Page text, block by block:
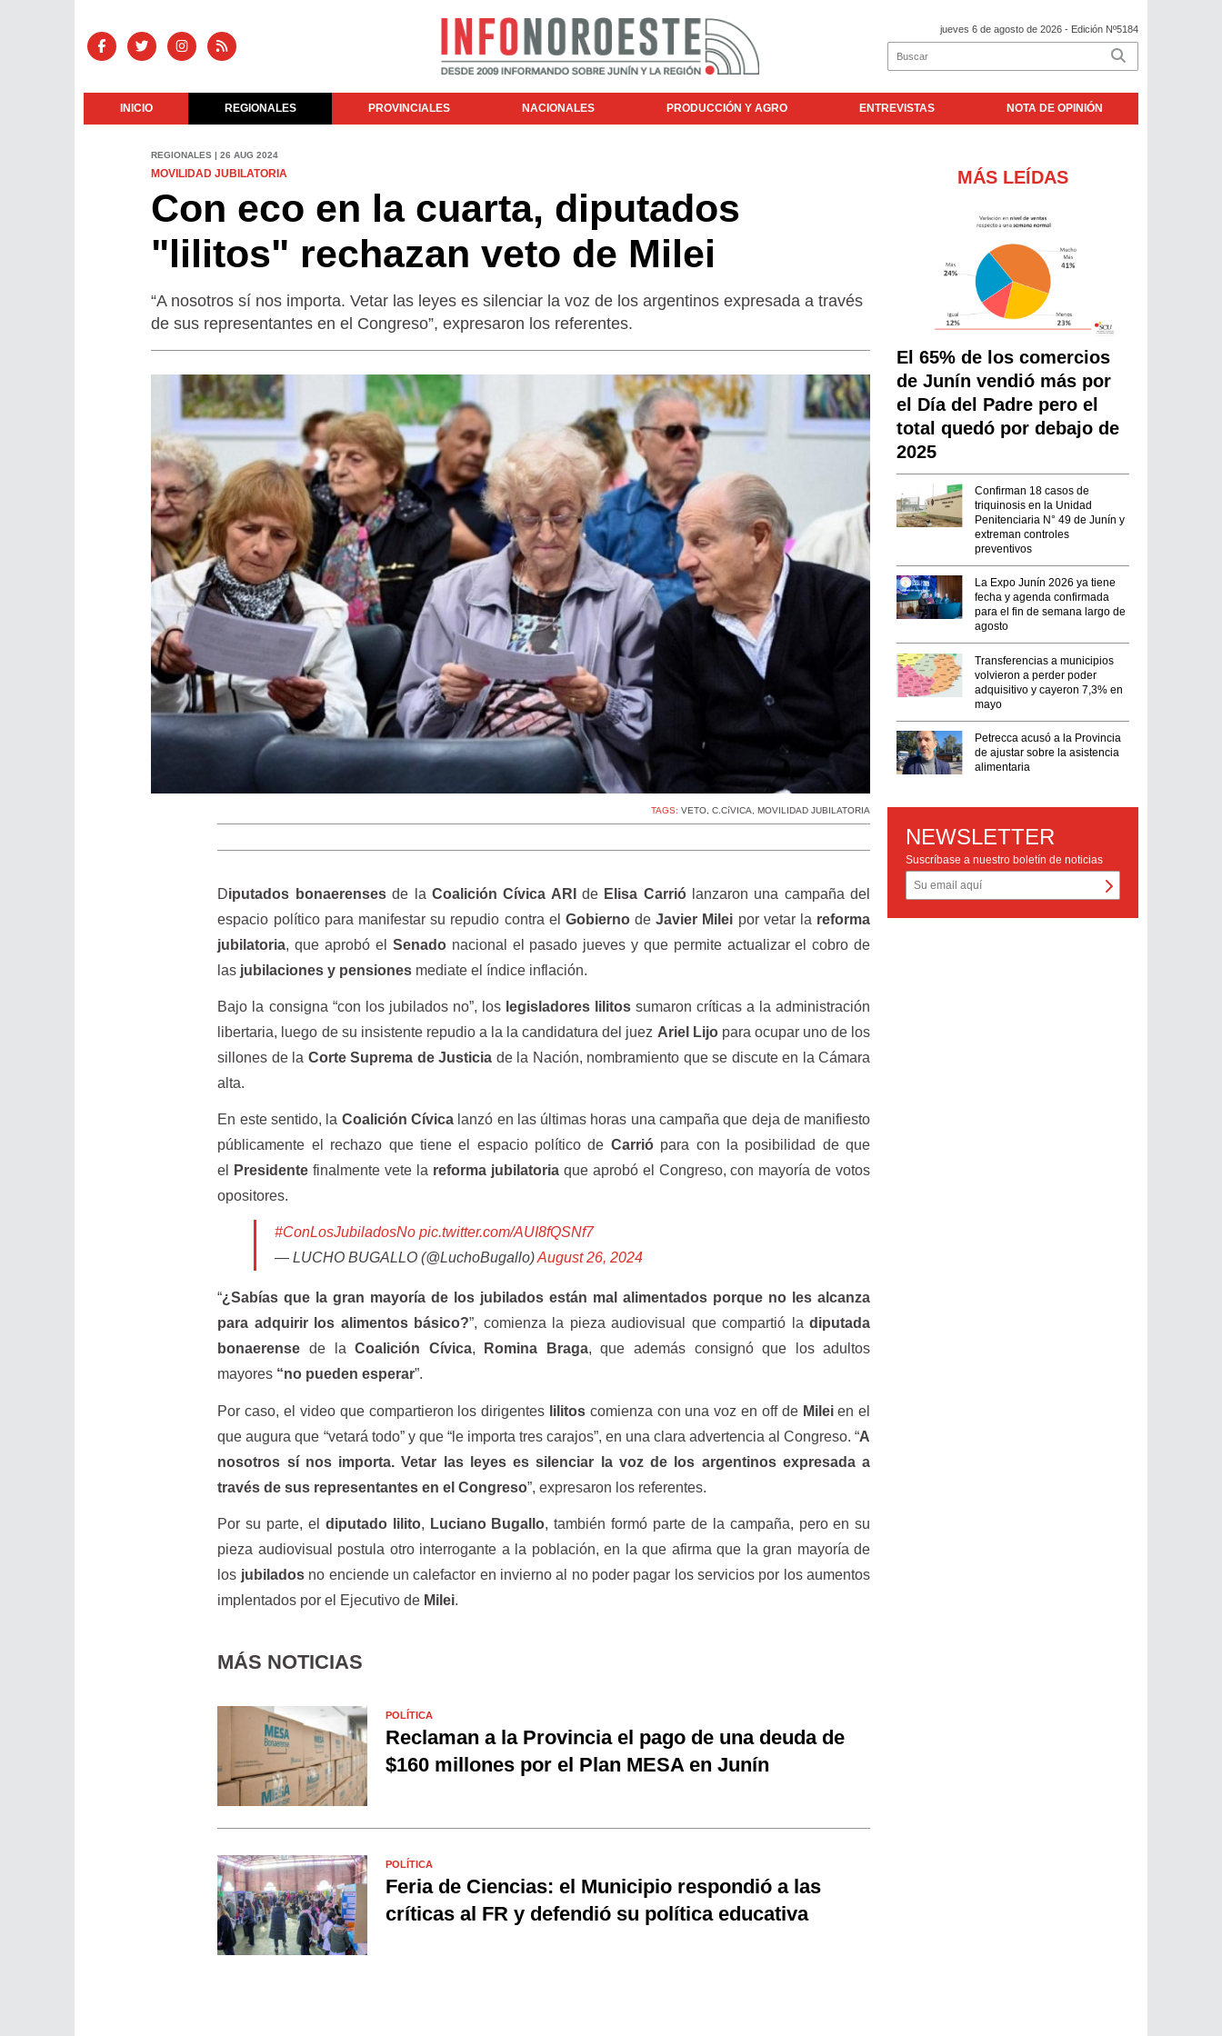
jueves 6 de agosto de 2026 - Edición Nº5184
INICIO REGIONALES PROVINCIALES NACIONALES PRODUCCIÓN Y AGRO ENTREVISTAS NOTA DE OPINIÓN
REGIONALES | 26 AUG 2024
MOVILIDAD JUBILATORIA
Con eco en la cuarta, diputados
"lilitos" rechazan veto de Milei
“A nosotros sí nos importa. Vetar las leyes es silenciar la voz de los argentinos expresada a través
de sus representantes en el Congreso”, expresaron los referentes.
TAGS:VETO ,C.CíVICA ,MOVILIDAD JUBILATORIA
Diputados bonaerensesde la Coalición Cívica ARI de Elisa Carriólanzaron una campaña del
espacio político para manifestar su repudio contra el GobiernodeJavier Milei por vetar la reforma
jubilatoria, que aprobó el Senado nacional el pasado jueves y que permite actualizar el cobro de
las jubilaciones y pensiones mediate el índice inflación.
Bajo la consigna “con los jubilados no”, los legisladores lilitos sumaron críticas a la administración
libertaria, luego de su insistente repudio a la la candidatura del juez Ariel Lijopara ocupar uno de los
sillones de la Corte Suprema de Justicia de la Nación, nombramiento que se discute en la Cámara
alta.
En este sentido, la Coalición Cívicalanzó en las últimas horas una campaña que deja de manifiesto
públicamente el rechazo que tiene el espacio político de Carrió para con la posibilidad de que
el
Presidentefinalmente vete la reforma jubilatoria que aprobó el Congreso, con mayoría de votos
opositores.
#ConLosJubiladosNo pic.twitter.com/AUI8fQSNf7
— LUCHO BUGALLO (@LuchoBugallo)August 26, 2024
“¿Sabías que la gran mayoría de los jubilados están mal alimentados porque no les alcanza
para adquirir los alimentos básico?”, comienza la pieza audiovisual que compartió ladiputada
bonaerense de laCoalición Cívica, Romina Braga,
que además consignó que los adultos
mayores “no pueden esperar”.
Por caso, el video que compartieron los dirigentes lilitoscomienza con una voz en off deMileien el
que augura que “vetará todo” y que “le importa tres carajos”, en una clara advertencia al Congreso. “A
nosotros sí nos importa. Vetar las leyes es silenciar la voz de los argentinos expresada a
través de sus representantes en el Congreso”, expresaron los referentes.
Por su parte, el diputado lilito, Luciano Bugallo, también formó parte de la campaña, pero en su
pieza audiovisual postula otro interrogante a la población, en la que afirma que la gran mayoría de
los jubilados no enciende un calefactor en invierno al no poder pagar los servicios por los aumentos
implentados por el Ejecutivo de Milei.
MÁS NOTICIAS
POLÍTICA
Reclaman a la Provincia el pago de una deuda de
$160 millones por el Plan MESA en Junín
POLÍTICA
Feria de Ciencias: el Municipio respondió a las
críticas al FR y defendió su política educativa
MÁS LEÍDAS
El 65% de los comercios
de Junín vendió más por
el Día del Padre pero el
total quedó por debajo de
2025
Confirman 18 casos de
triquinosis en la Unidad
Penitenciaria N° 49 de Junín y
extreman controles
preventivos
La Expo Junín 2026 ya tiene
fecha y agenda confirmada
para el fin de semana largo de
agosto
Transferencias a municipios
volvieron a perder poder
adquisitivo y cayeron 7,3% en
mayo
Petrecca acusó a la Provincia
de ajustar sobre la asistencia
alimentaria
NEWSLETTER
Suscríbase a nuestro boletín de noticias